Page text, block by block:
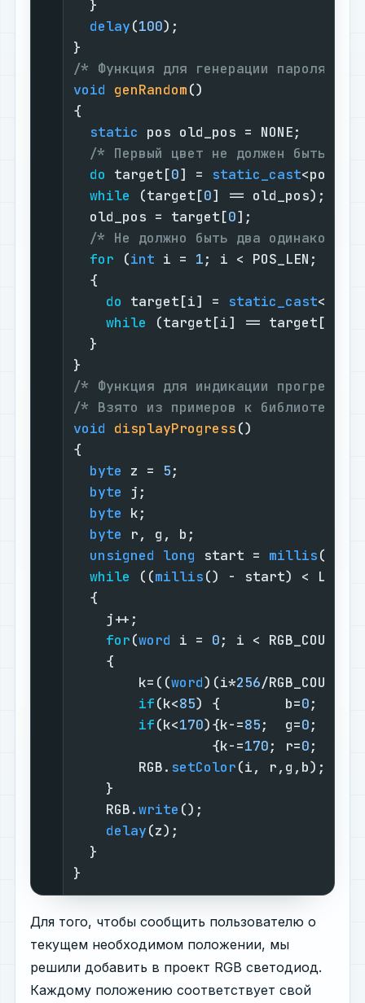
  }
delay(100);
/* Функция для генерации пароля из
void genRandom()
{
static pos old_pos = NONE;
/* Первый цвет не должен быть
do target[0] = static_cast<pos>(
while (target[0] == old_pos);
  old_pos = target[
0];
/* Не должно быть два одинаковых
for (int i = 1; i < POS_LEN; ++i)
  {
do target[i] = static_cast
while (target[i] == target[i -
  }
/* Функция для индикации прогресса
/* Взято из примеров к
void displayProgress()
{
byte z = 5
byte
byte
byte r, g,
unsigned long start = millis
while ((millis() - start) <
  {
for(word i = 0; i <
    {
        k=((
word)(i*256/
if(k<85) {        b=0; r=k*
if(k<170){k-=85;  g=0; b=k*
                 {k-=
170; r=0; g=k*
        RGB.
setColor(i,
    }
    RGB.
write
delay
  }
}
Для того, чтобы сообщить пользователю о
текущем необходимом положении, мы
решили добавить в проект RGB светодиод.
Каждому положению соответствует свой